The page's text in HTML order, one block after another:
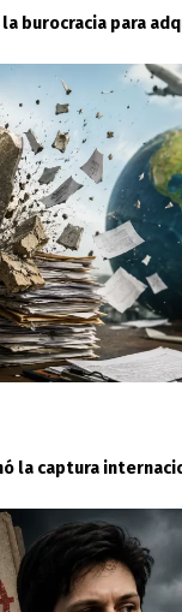
burocracia para
la captura